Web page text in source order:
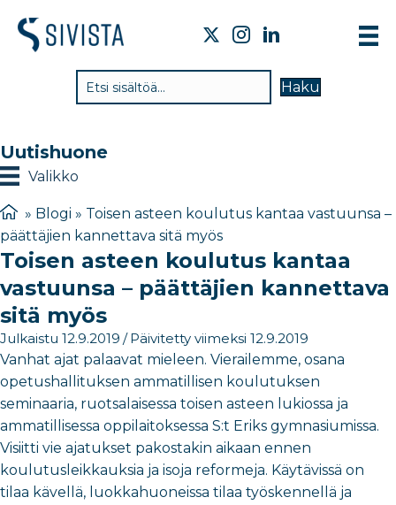
Haku
Uutishuone
Valikko
» Blogi » Toisen asteen koulutus kantaa vastuunsa –
päättäjien kannettava sitä myös
Toisen asteen koulutus kantaa
vastuunsa – päättäjien kannettava
sitä myös
Julkaistu 12.9.2019 / Päivitetty viimeksi 12.9.2019
Vanhat ajat palaavat mieleen. Vierailemme, osana
opetushallituksen ammatillisen koulutuksen
seminaaria, ruotsalaisessa toisen asteen lukiossa ja
ammatillisessa oppilaitoksessa S:t Eriks gymnasiumissa.
Visiitti vie ajatukset pakostakin aikaan ennen
koulutusleikkauksia ja isoja reformeja. Käytävissä on
tilaa kävellä, luokkahuoneissa tilaa työskennellä ja